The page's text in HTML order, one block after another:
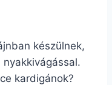
készülnek,
kardigánok?